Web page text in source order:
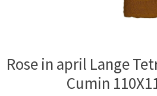
Rose in april Lange
Cumin